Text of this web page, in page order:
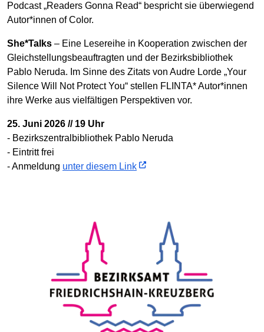
Podcast „Readers Gonna Read“ bespricht sie überwiegend
Autor*innen of Color.
She*Talks – Eine Lesereihe in Kooperation zwischen der
Gleichstellungsbeauftragten und der Bezirksbibliothek
Pablo Neruda. Im Sinne des Zitats von Audre Lorde „Your
Silence Will Not Protect You“ stellen FLINTA* Autor*innen
ihre Werke aus vielfältigen Perspektiven vor.
25. Juni 2026 // 19 Uhr
- Bezirkszentralbibliothek Pablo Neruda
- Eintritt frei
- Anmeldung unter diesem Link